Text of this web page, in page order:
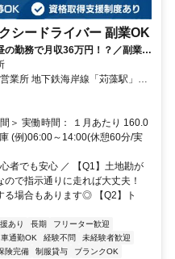
シードライバー 副業OK
の勤務で月収36万円！？／副業
能(無料駐車場完備)
＞ 実働時間： １月あたり 160.0
(例)06:00～14:00(休憩60分/実
者でも安心 ／ 【Q1】土地勘が
で指示通りに走れば大丈夫！
る場合もあります◎ 【Q2】ト
あり 長期
フリーター歓迎
車通勤OK 経験不問
未経験者歓迎
険完備 制服貸与
ブランクOK